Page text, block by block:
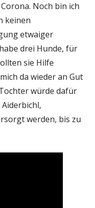
Noch bin ich
keinen
etwaiger
drei Hunde, für
sie Hilfe
da wieder an Gut
würde dafür
werden, bis zu